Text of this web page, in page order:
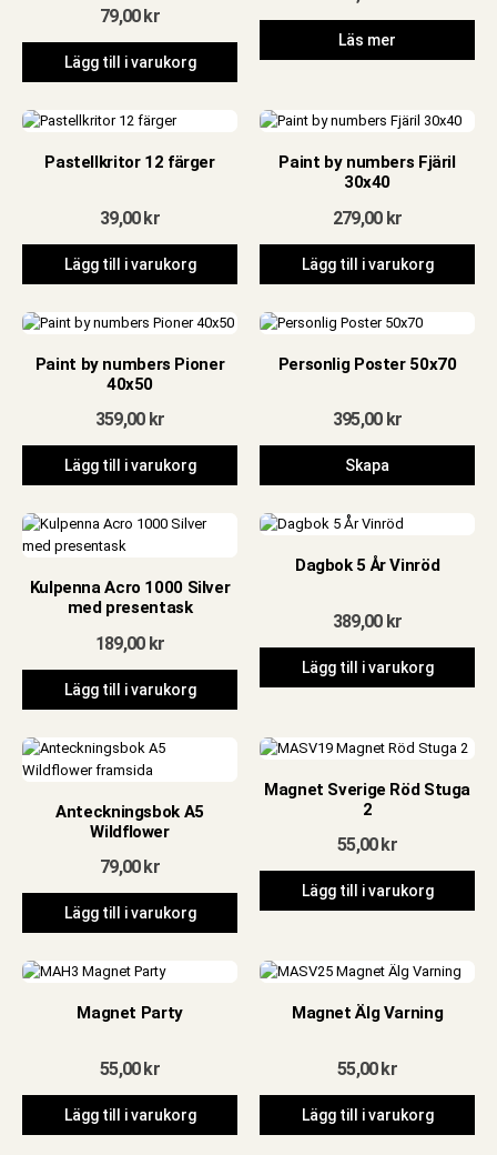
79,00kr
Lägg till i varukorg
Läs mer
Pastellkritor 12 färger
39,00kr
Lägg till i varukorg
Paint by numbers Fjäril
30x40
279,00 kr
Lägg till i varukorg
Paint by numbers Pioner
40x50
359,00 kr
Lägg till i varukorg
Personlig Poster 50x70
395,00 kr
Skapa
Kulpenna Acro 1000 Silver
med presentask
189,00 kr
Lägg till i varukorg
Dagbok 5 År Vinröd
389,00 kr
Lägg till i varukorg
Anteckningsbok A5
Wildflower
79,00kr
Lägg till i varukorg
Magnet Sverige Röd Stuga
2
55,00kr
Lägg till i varukorg
Magnet Party
55,00kr
Lägg till i varukorg
Magnet Älg Varning
55,00kr
Lägg till i varukorg